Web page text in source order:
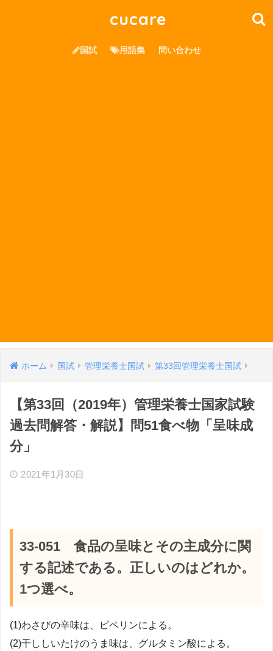
cucare
国試 用語集 問い合わせ
ホーム 国試 管理栄養士国試 第33回管理栄養士国試
【第33回（2019年）管理栄養士国家試験
過去問解答・解説】問51食べ物「呈味成
分」
2021年1月30日
33-051 食品の呈味とその主成分に関
する記述である。正しいのはどれか。
1つ選べ。
(1)わさびの辛味は、ピペリンによる。
(2)干ししいたけのうま味は、グルタミン酸による。